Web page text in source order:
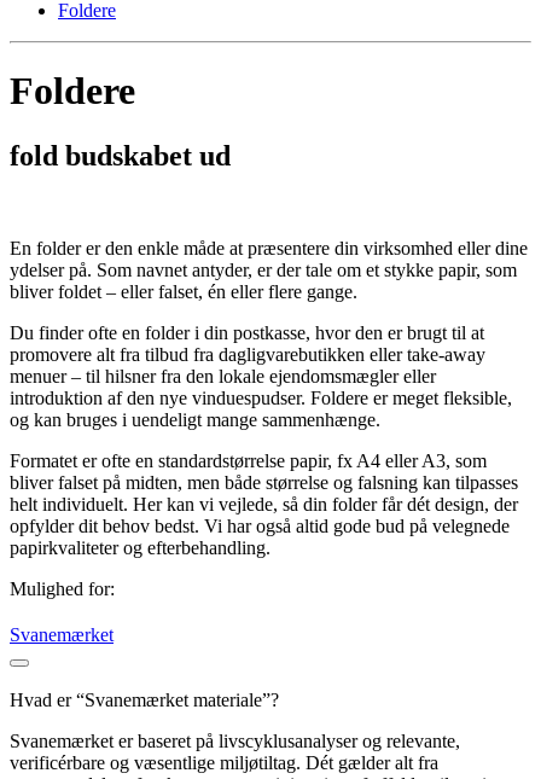
Foldere
Foldere
fold budskabet ud
En folder er den enkle måde at præsentere din virksomhed eller dine
ydelser på. Som navnet antyder, er der tale om et stykke papir, som
bliver foldet – eller falset, én eller flere gange.
Du finder ofte en folder i din postkasse, hvor den er brugt til at
promovere alt fra tilbud fra dagligvarebutikken eller take-away
menuer – til hilsner fra den lokale ejendomsmægler eller
introduktion af den nye vinduespudser. Foldere er meget fleksible,
og kan bruges i uendeligt mange sammenhænge.
Formatet er ofte en standardstørrelse papir, fx A4 eller A3, som
bliver falset på midten, men både størrelse og falsning kan tilpasses
helt individuelt. Her kan vi vejlede, så din folder får dét design, der
opfylder dit behov bedst. Vi har også altid gode bud på velegnede
papirkvaliteter og efterbehandling.
Mulighed for:
Svanemærket
Hvad er “Svanemærket materiale”?
Svanemærket er baseret på livscyklusanalyser og relevante,
verificérbare og væsentlige miljøtiltag. Dét gælder alt fra